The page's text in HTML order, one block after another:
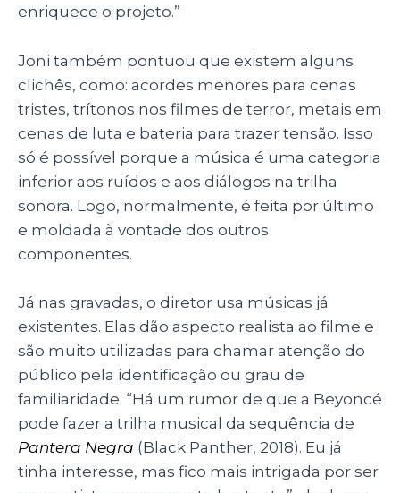
enriquece o projeto.”
Joni também pontuou que existem alguns
clichês, como: acordes menores para cenas
tristes, trítonos nos filmes de terror, metais em
cenas de luta e bateria para trazer tensão. Isso
só é possível porque a música é uma categoria
inferior aos ruídos e aos diálogos na trilha
sonora. Logo, normalmente, é feita por último
e moldada à vontade dos outros
componentes.
Já nas gravadas, o diretor usa músicas já
existentes. Elas dão aspecto realista ao filme e
são muito utilizadas para chamar atenção do
público pela identificação ou grau de
familiaridade. “Há um rumor de que a Beyoncé
pode fazer a trilha musical da sequência de
Pantera Negra (Black Panther, 2018). Eu já
tinha interesse, mas fico mais intrigada por ser